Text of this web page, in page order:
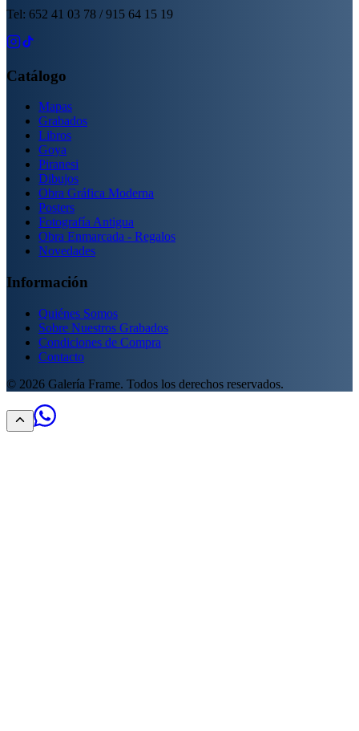
Tel: 652 41 03 78 / 915 64 15 19
Catálogo
Mapas
Grabados
Libros
Goya
Piranesi
Dibujos
Obra Gráfica Moderna
Posters
Fotografía Antigua
Obra Enmarcada - Regalos
Novedades
Información
Quiénes Somos
Sobre Nuestros Grabados
Condiciones de Compra
Contacto
© 2026 Galería Frame. Todos los derechos reservados.